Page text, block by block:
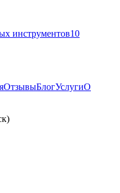
инструментов10
ОтзывыБлогУслугиО